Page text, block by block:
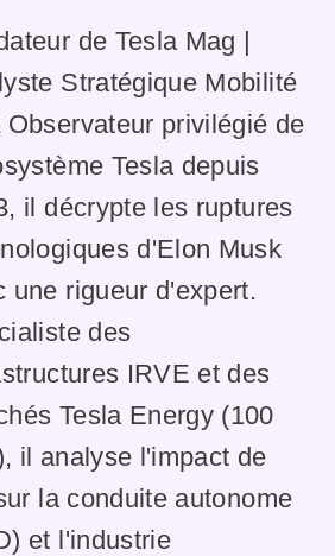
de Tesla Mag |
Stratégique Mobilité
Observateur privilégié de
Tesla depuis
il décrypte les ruptures
d'Elon Musk
une rigueur d'expert.
des
IRVE et des
Tesla Energy (100
il analyse l'impact de
la conduite autonome
et l'industrie